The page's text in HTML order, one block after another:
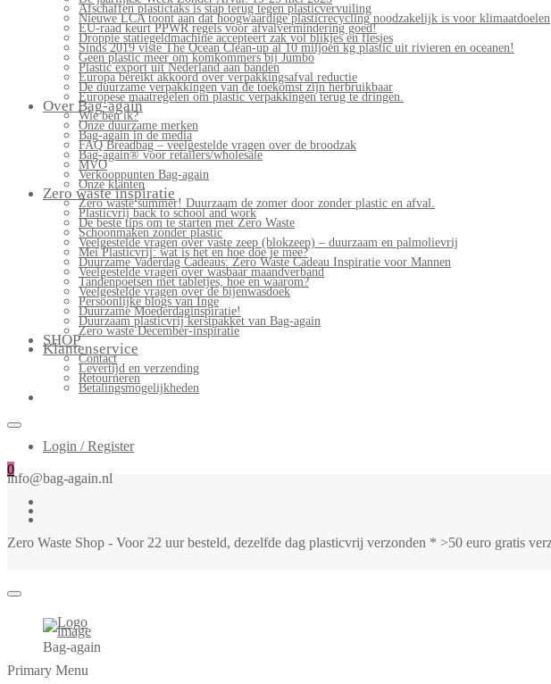
Afschaffen plastictaks is stap terug tegen plasticvervuiling
Nieuwe LCA toont aan dat hoogwaardige plasticrecycling noodzakelijk is voor klimaatdoelen
EU-raad keurt PPWR regels voor afvalvermindering goed!
Droppie statiegeldmachine accepteert zak vol blikjes en flesjes
Sinds 2019 viste The Ocean Clean-up al 10 miljoen kg plastic uit rivieren en oceanen!
Geen plastic meer om komkommers bij Jumbo
Plastic export uit Nederland aan banden
Europa bereikt akkoord over verpakkingsafval reductie
De duurzame verpakkingen van de toekomst zijn herbruikbaar
Europese maatregelen om plastic verpakkingen terug te dringen.
Over Bag-again
Wie ben ik?
Onze duurzame merken
Bag-again in de media
FAQ Breadbag – veelgestelde vragen over de broodzak
Bag-again® voor retailers/wholesale
MVO
Verkooppunten Bag-again
Onze klanten
Zero waste inspiratie
Zero waste summer! Duurzaam de zomer door zonder plastic en afval.
Plasticvrij back to school and work
De beste tips om te starten met Zero Waste
Schoonmaken zonder plastic
Veelgestelde vragen over vaste zeep (blokzeep) – duurzaam en palmolievrij
Mei Plasticvrij: wat is het en hoe doe je mee?
Duurzame Vaderdag Cadeaus: Zero Waste Cadeau Inspiratie voor Mannen
Veelgestelde vragen over wasbaar maandverband
Tandenpoetsen met tabletjes, hoe en waarom?
Veelgestelde vragen over de bijenwasdoek
Persoonlijke blogs van Inge
Duurzame Moederdaginspiratie!
Duurzaam plasticvrij kerstpakket van Bag-again
Zero waste December-inspiratie
SHOP
Klantenservice
Contact
Levertijd en verzending
Retourneren
Betalingsmogelijkheden
Login / Register
0
info@bag-again.nl
Zero Waste Shop - Voor 22 uur besteld, dezelfde dag plasticvrij verzonden * >50 euro gratis
Bag-again
Primary Menu